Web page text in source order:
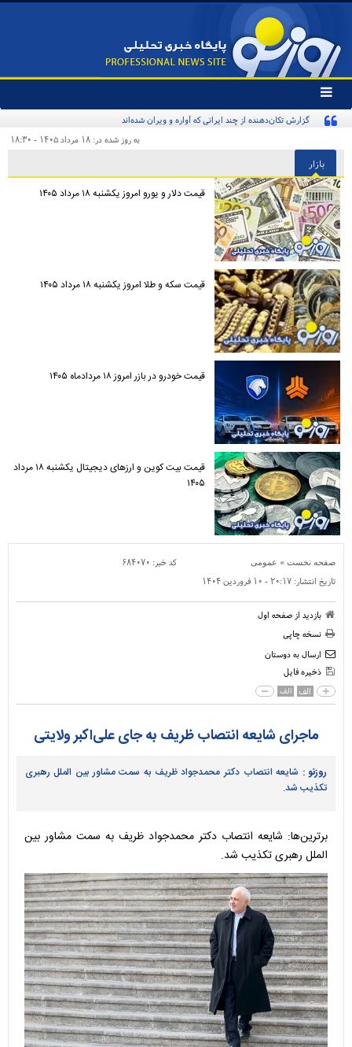
تغییر
وضعیت
منوی
ها
گزارش تکان‌دهنده از چند ایرانی که آواره و ویران شده‌اند
به روز شده در: ۱۸ مرداد ۱۴۰۵ - ۱۸:۳۰
بازار
قیمت دلار و یورو امروز یکشنبه ۱۸ مرداد ۱۴۰۵
قیمت سکه و طلا امروز یکشنبه ۱۸ مرداد ۱۴۰۵
قیمت خودرو در بازر امروز ۱۸ مردادماه ۱۴۰۵
قیمت بیت کوین و ارز‌های دیجیتال یکشنبه ۱۸ مرداد
۱۴۰۵
صفحه نخست » عمومی کد خبر: ۶۸۴۰۷۰
تاریخ انتشار: ۲۰:۱۷ - ۱۰ فروردين ۱۴۰۴
بازدید از صفحه اول
نسخه چاپی
ارسال به دوستان
ذخیره فایل
الف الف
ماجرای شایعه انتصاب ظریف به جای علی‌اکبر ولایتی
روزنو : شایعه انتصاب دکتر محمدجواد ظریف به سمت مشاور بین الملل رهبری
تکذیب شد.
برترین‌ها: شایعه انتصاب دکتر محمدجواد ظریف به سمت مشاور بین
الملل رهبری تکذیب شد.